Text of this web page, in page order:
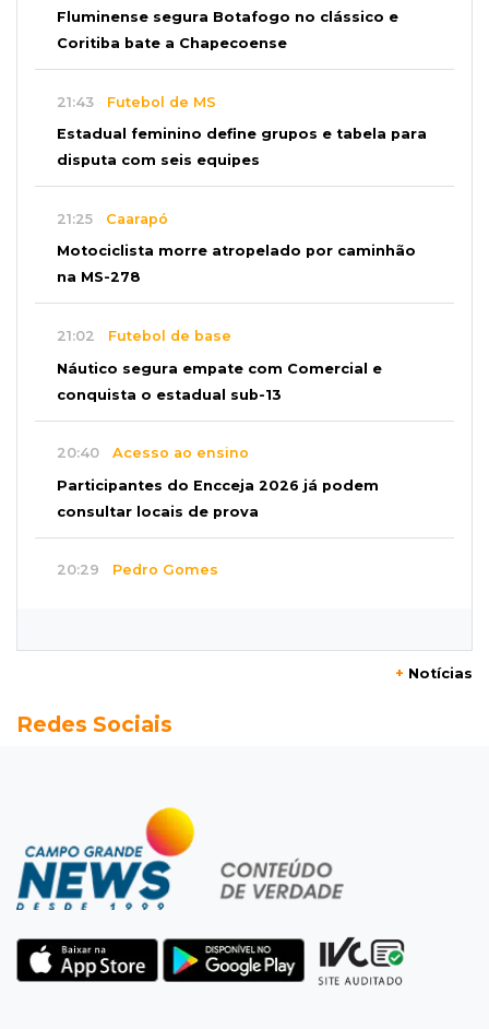
Fluminense segura Botafogo no clássico e
Coritiba bate a Chapecoense
21:43 Futebol de MS
Estadual feminino define grupos e tabela para
disputa com seis equipes
21:25 Caarapó
Motociclista morre atropelado por caminhão
na MS-278
21:02 Futebol de base
Náutico segura empate com Comercial e
conquista o estadual sub-13
20:40 Acesso ao ensino
Participantes do Encceja 2026 já podem
consultar locais de prova
20:29 Pedro Gomes
Pantanal treina em Goiânia antes de jogo que
Campeonato Brasileiro
Remo busca empate com Atlético-MG e segue
na zona de rebaixamento
Defesa diz que preso suspeito de sequestro
só emprestou casa a conhecido
+ Notícias
Redes Sociais